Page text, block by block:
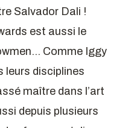
Salvador Dali !
est aussi le
Comme Iggy
leurs disciplines
maître dans l’art
depuis plusieurs